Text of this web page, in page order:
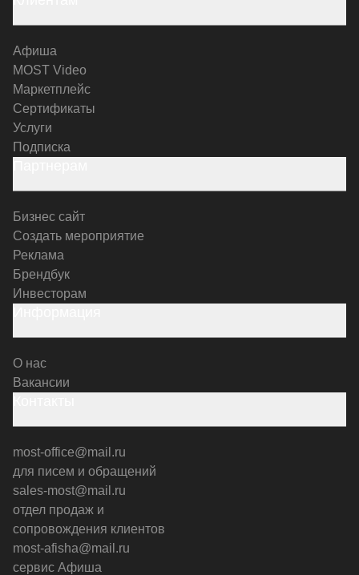
Афиша
MOST Video
Маркетплейс
Сертификаты
Услуги
Подписка
Бизнес сайт
Создать мероприятие
Реклама
Брендбук
Инвесторам
О нас
Вакансии
most-office@mail.ru
для писем и обращений
sales-most@mail.ru
отдел продаж и
сопровождения клиентов
most-afisha@mail.ru
сервис Афиша